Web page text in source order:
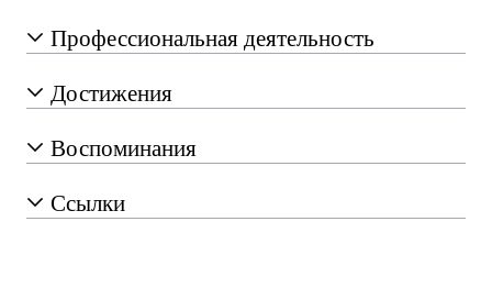
Профессиональная деятельность
Достижения
Воспоминания
Ссылки